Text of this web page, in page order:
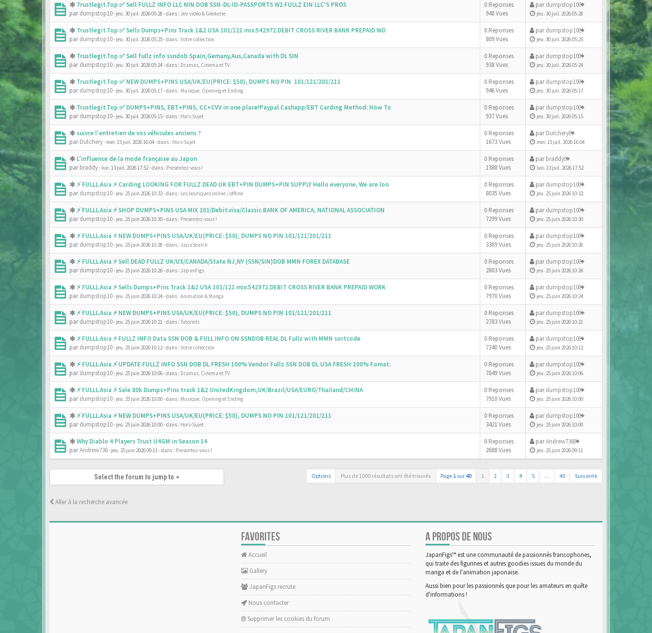
Trustlegit.Top ✅ Sell FULLZ INFO LLC NIN DOB SSN-DL-ID-PASSPORTS W2 FULLZ EIN LLC'S PROS
pardumpstop10- jeu. 30 juil. 2026 05:28 - dans : Jeu vidéo & Geekerie
0 Reponses
948 Vues
pardumpstop10
jeu. 30 juil. 2026 05:28
Trustlegit.Top ✅ Sells Dumps+Pins Track 1&2 USA 101/121 mix:542972.DEBIT CROSS RIVER BANK PREPAID WO
pardumpstop10- jeu. 30 juil. 2026 05:25- dans : Votre collection
0 Reponses
809 Vues
pardumpstop10
jeu. 30 juil. 2026 05:25
Trustlegit.Top ✅ Sell fullz info ssndob Spain,Gemany,Aus,Canada with DL SIN
pardumpstop10- jeu. 30 juil. 2026 05:24- dans : Dramas, Cinema et TV
0 Reponses
938 Vues
pardumpstop10
jeu. 30 juil. 2026 05:24
Trustlegit.Top ✅ NEW DUMPS+PINS USA/UK/EU(PRICE: $50), DUMPS NO PIN 101/121/201/211
pardumpstop10- jeu. 30 juil. 2026 05:17- dans : Musique, Opening et Ending
0 Reponses
946 Vues
pardumpstop10
jeu. 30 juil. 2026 05:17
Trustlegit.Top ✅ DUMPS+PINS, EBT+PINS, CC+CVV in one place!Paypal.Cashapp/EBT Carding Method: How To
pardumpstop10- jeu. 30 juil. 2026 05:15- dans : Hors-Sujet
0 Reponses
937 Vues
pardumpstop10
jeu. 30 juil. 2026 05:15
suivre l'entretien de vos véhicules anciens ?
parDutchery- mer. 15 juil. 2026 16:04- dans : Hors-Sujet
0 Reponses
1673 Vues
parDutchery
mer. 15 juil. 2026 16:04
L'influence de la mode française au Japon
parbraddy- lun. 13 juil. 2026 17:52- dans : Presentez-vous !
0 Reponses
1388 Vues
parbraddy
lun. 13 juil. 2026 17:52
⚡ FULLL.Asia ⚡ Carding LOOKING FOR FULLZ DEAD UK EBT+PIN DUMPS+PIN SUPPLY Hello everyone, We are loo
pardumpstop10- jeu. 25 juin 2026 10:32- dans : Les boutiques online / offline
0 Reponses
8035 Vues
pardumpstop10
jeu. 25 juin 2026 10:32
⚡ FULLL.Asia ⚡ SHOP DUMPS+PINS USA MIX 201/Debit.visa/Classic BANK OF AMERICA, NATIONAL ASSOCIATION
pardumpstop10- jeu. 25 juin 2026 10:30- dans : Presentez-vous !
0 Reponses
7299 Vues
pardumpstop10
jeu. 25 juin 2026 10:30
⚡ FULLL.Asia ⚡ NEW DUMPS+PINS USA/UK/EU(PRICE: $50), DUMPS NO PIN 101/121/201/211
pardumpstop10- jeu. 25 juin 2026 10:28 - dans : JapaSearch
0 Reponses
3369 Vues
pardumpstop10
jeu. 25 juin 2026 10:28
⚡ FULLL.Asia ⚡ Sell DEAD FULLZ UK/US/CANADA/State NJ,NY (SSN/SIN)DOB MMN FOREX DATABASE
pardumpstop10- jeu. 25 juin 2026 10:26- dans : JapanFigs
0 Reponses
2803 Vues
pardumpstop10
jeu. 25 juin 2026 10:26
⚡ FULLL.Asia ⚡ Sells Dumps+Pins Track 1&2 USA 101/121 mix:542972.DEBIT CROSS RIVER BANK PREPAID WORK
pardumpstop10- jeu. 25 juin 2026 10:24- dans : Animation & Manga
0 Reponses
7970 Vues
pardumpstop10
jeu. 25 juin 2026 10:24
⚡ FULLL.Asia ⚡ NEW DUMPS+PINS USA/UK/EU(PRICE: $50), DUMPS NO PIN 101/121/201/211
pardumpstop10- jeu. 25 juin 2026 10:21- dans : Tutoriels
0 Reponses
2783 Vues
pardumpstop10
jeu. 25 juin 2026 10:21
⚡ FULLL.Asia ⚡ FULLZ INFO Data SSN DOB & FULL INFO ON SSNDOB REAL DL Fullz with MMN sortcode
pardumpstop10- jeu. 25 juin 2026 10:12- dans : Votre collection
0 Reponses
7240 Vues
pardumpstop10
jeu. 25 juin 2026 10:12
⚡ FULLL.Asia ⚡ UPDATE FULLZ INFO SSN DOB DL FRESH 100% Vendor Fullz SSN DOB DL USA FRESH 100% Fomat:
pardumpstop10- jeu. 25 juin 2026 10:06- dans : Dramas, Cinema et TV
0 Reponses
7849 Vues
pardumpstop10
jeu. 25 juin 2026 10:06
⚡ FULLL.Asia ⚡ Sale 80k Dumps+Pins track 1&2 UnitedKingdom,UK/Brazil/USA/EURO/Thailand/CHINA
pardumpstop10- jeu. 25 juin 2026 10:00- dans : Musique, Opening et Ending
0 Reponses
7910 Vues
pardumpstop10
jeu. 25 juin 2026 10:00
⚡ FULLL.Asia ⚡ NEW DUMPS+PINS USA/UK/EU(PRICE: $50), DUMPS NO PIN 101/121/201/211
pardumpstop10- jeu. 25 juin 2026 10:00- dans : Hors-Sujet
0 Reponses
3421 Vues
pardumpstop10
jeu. 25 juin 2026 10:00
Why Diablo 4 Players Trust U4GM in Season 14
parAndrew736- jeu. 25 juin 2026 09:11- dans : Presentez-vous !
0 Reponses
2688 Vues
parAndrew736
jeu. 25 juin 2026 09:11
Options Plus de 1000 résultats ont été trouvés Page 1 sur 40 1 2 3 4 5 … 40 Suivante
Select the forum to jump to
Aller à la recherche avancée
FAVORITES
Accueil
Gallery
JapanFigs recrute
Nous contacter
Supprimer les cookies du forum
A PROPOS DE NOUS
JapanFigs™ est une communauté de passionnés francophones,
qui traite des figurines et autres goodies issues du monde du
manga et de l'animation japonaise.
Aussi bien pour les passionnés que pour les amateurs en quête
d'informations !